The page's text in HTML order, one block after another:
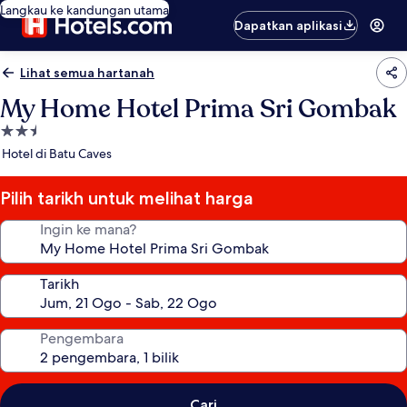
Langkau ke kandungan utama
Dapatkan aplikasi
Lihat semua hartanah
My Home Hotel Prima Sri Gombak
Hartanah
2.5
Hotel di Batu Caves
Pilih tarikh untuk melihat harga
Ingin ke mana?
Tarikh
Pengembara